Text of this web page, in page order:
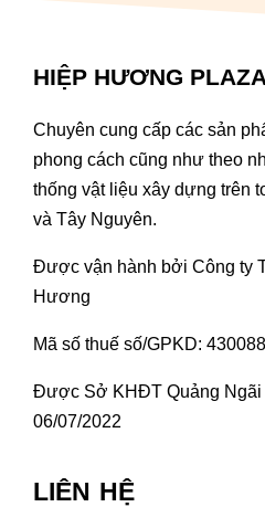
HIỆP HƯƠNG PLAZA
Chuyên cung cấp các sản
phong cách cũng như theo
thống vật liệu xây dựng trên
và Tây Nguyên.
Được vận hành bởi Công ty
Hương
Mã số thuế số/GPKD:
Được Sở KHĐT Quảng Ngãi
06/07/2022
LIÊN HỆ